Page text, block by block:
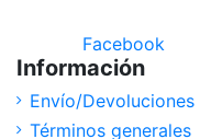
Facebook
Información
Envío/Devoluciones
Términos generales